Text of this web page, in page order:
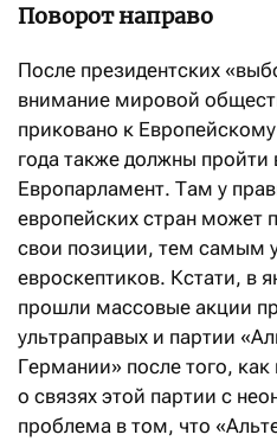
Поворот направо
После президентских
внимание мировой
приковано к
года также должны
Европарламент. Там у
европейских стран может
свои позиции, тем самым
евроскептиков. Кстати, в
прошли массовые акции
ультраправых и партии
Германии» после того,
о связях этой партии с
проблема в том, что